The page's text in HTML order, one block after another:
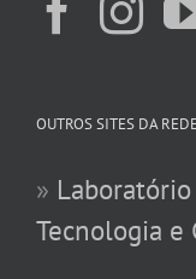
OUTROS SITES DA REDE
»
Tecnologia e